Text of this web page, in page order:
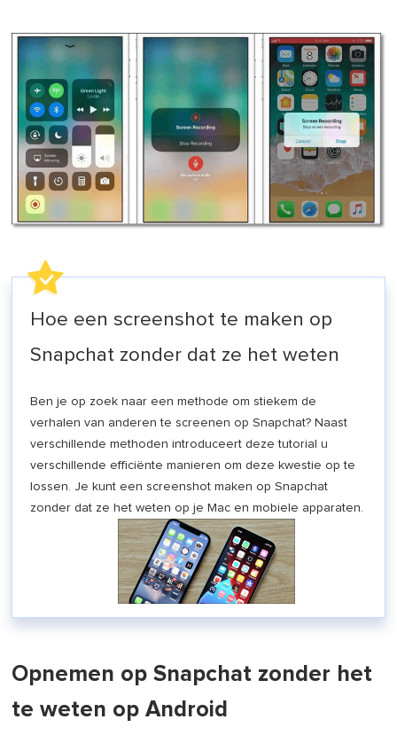
Hoe een screenshot te maken op
Snapchat zonder dat ze het weten
Ben je op zoek naar een methode om stiekem de
verhalen van anderen te screenen op Snapchat? Naast
verschillende methoden introduceert deze tutorial u
verschillende efficiënte manieren om deze kwestie op te
lossen. Je kunt een screenshot maken op Snapchat
zonder dat ze het weten op je Mac en mobiele apparaten.
Opnemen op Snapchat zonder het
te weten op Android